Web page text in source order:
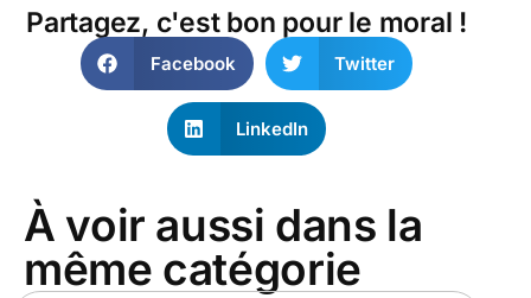
Partagez, c'est bon pour le moral !
Facebook Twitter
LinkedIn
À voir aussi dans la
même catégorie